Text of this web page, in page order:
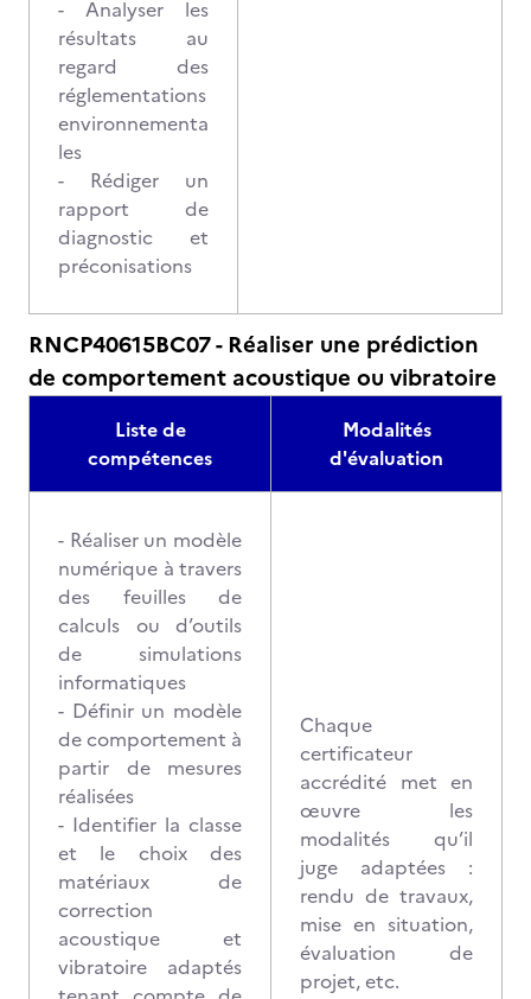
- Analyser les
résultats au
regard des
réglementations
environnementa
les
- Rédiger un
rapport de
diagnostic et
préconisations
RNCP40615BC07 - Réaliser une prédiction
de comportement acoustique ou vibratoire
Liste de
compétences
Modalités
d'évaluation
- Réaliser un modèle
numérique à travers
des feuilles de
calculs ou d’outils
de simulations
informatiques
- Définir un modèle
de comportement à
partir de mesures
réalisées
- Identifier la classe
et le choix des
matériaux de
correction
acoustique et
vibratoire adaptés
Chaque
certificateur
accrédité met en
œuvre les
modalités qu’il
juge adaptées :
rendu de travaux,
mise en situation,
évaluation de
projet, etc.